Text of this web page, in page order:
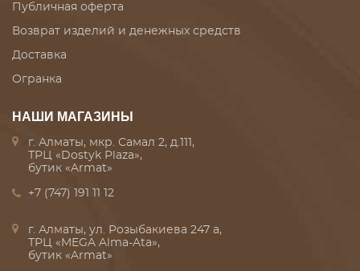
Публичная оферта
Возврат изделий и денежных средств
Доставка
Огранка
НАШИ МАГАЗИНЫ
г. Алматы, мкр. Самал 2, д.111,
ТРЦ «Dostyk Plaza»,
бутик «Armat»
+7 (747) 191 11 12
г. Алматы, ул. Розыбакиева 247 а,
ТРЦ «MEGA Alma-Ata»,
бутик «Armat»